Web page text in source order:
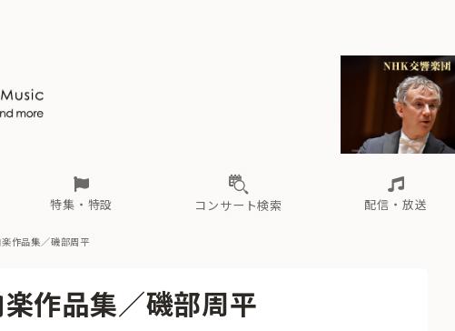
の先と オーケストラの楽屋から 海の向こうの音楽家
特集・特設
ロが推す！間違いないオーケストラコンサート
コンサート検索 配信・放送
ブ配信スケジュール 有料ライブ配信スケジュール
か さ た な は ま や
の先と Aからの眺望
ブ配信スケジュール
か さ
作品集／磯部周平
作品集／磯部周平